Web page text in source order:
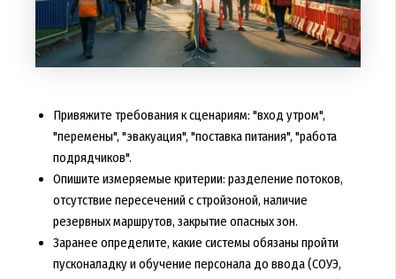
Привяжите требования к сценариям: "вход утром",
"перемены", "эвакуация", "поставка питания", "работа
подрядчиков".
Опишите измеряемые критерии: разделение потоков,
отсутствие пересечений с стройзоной, наличие
резервных маршрутов, закрытие опасных зон.
Заранее определите, какие системы обязаны пройти
пусконаладку и обучение персонала до ввода (СОУЭ,